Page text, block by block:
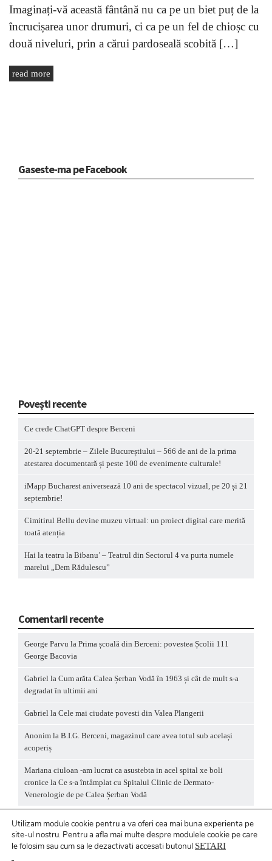
Imaginați-vă această fântână nu ca pe un biet puț de la
încrucișarea unor drumuri, ci ca pe un fel de chioșc cu
două niveluri, prin a cărui pardoseală scobită […]
read more
Gaseste-ma pe Facebook
Povești recente
Ce crede ChatGPT despre Berceni
20-21 septembrie – Zilele Bucureștiului – 566 de ani de la prima
atestarea documentară și peste 100 de evenimente culturale!
iMapp Bucharest aniversează 10 ani de spectacol vizual, pe 20 și 21
septembrie!
Cimitirul Bellu devine muzeu virtual: un proiect digital care merită
toată atenția
Hai la teatru la Bibanu’ – Teatrul din Sectorul 4 va purta numele
marelui „Dem Rădulescu”
Comentarii recente
George Parvu la Prima școală din Berceni: povestea Școlii 111
George Bacovia
Gabriel la Cum arăta Calea Șerban Vodă în 1963 și cât de mult s-a
degradat în ultimii ani
Gabriel la Cele mai ciudate povesti din Valea Plangerii
Anonim la B.I.G. Berceni, magazinul care avea totul sub același
acoperiș
Mariana ciuloan -am lucrat ca asustebta in acel spital xe boli
cronice la Ce s-a întâmplat cu Spitalul Clinic de Dermato-
Venerologie de pe Calea Șerban Vodă
Utilizam module cookie pentru a va oferi cea mai buna experienta pe
site-ul nostru. Pentru a afla mai multe despre modulele cookie pe care
le folosim sau cum sa le dezactivati accesati butonul SETARI